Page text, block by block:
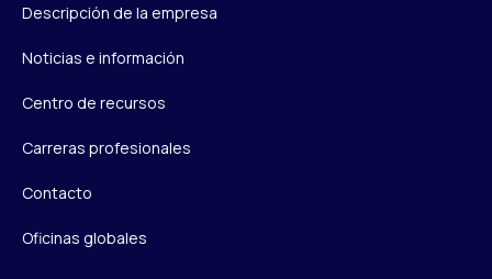
Descripción de la empresa
Noticias e información
Centro de recursos
Carreras profesionales
Contacto
Oficinas globales